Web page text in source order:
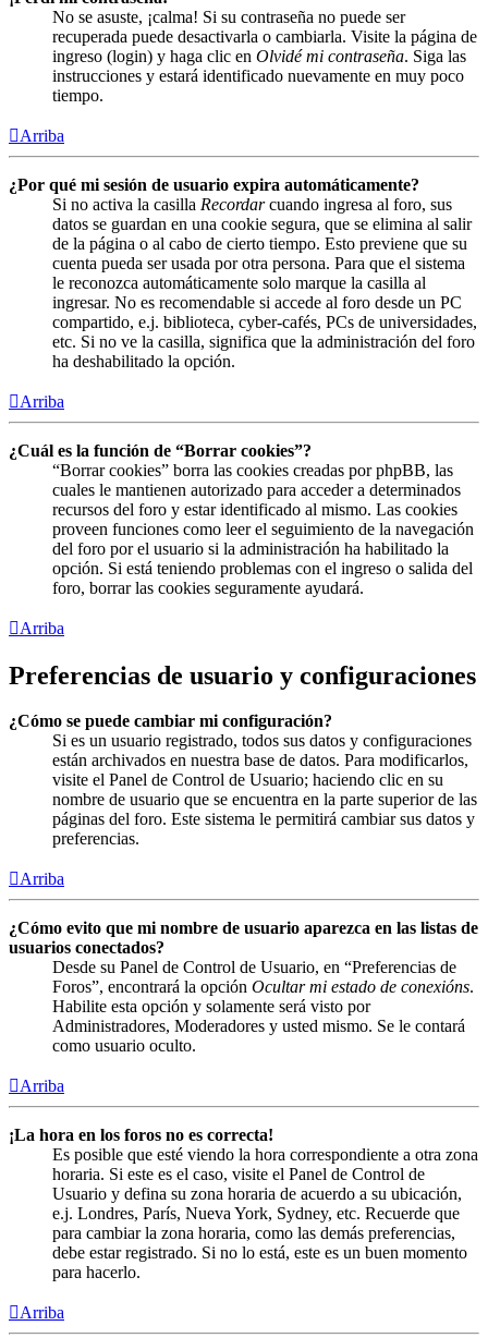
No se asuste, ¡calma! Si su contraseña no puede ser
recuperada puede desactivarla o cambiarla. Visite la página de
ingreso (login) y haga clic en Olvidé mi contraseña. Siga las
instrucciones y estará identificado nuevamente en muy poco
tiempo.
Arriba
¿Por qué mi sesión de usuario expira automáticamente?
Si no activa la casilla Recordarcuando ingresa al foro, sus
datos se guardan en una cookie segura, que se elimina al salir
de la página o al cabo de cierto tiempo. Esto previene que su
cuenta pueda ser usada por otra persona. Para que el sistema
le reconozca automáticamente solo marque la casilla al
ingresar. No es recomendable si accede al foro desde un PC
compartido, e.j. biblioteca, cyber-cafés, PCs de universidades,
etc. Si no ve la casilla, significa que la administración del foro
ha deshabilitado la opción.
Arriba
¿Cuál es la función de “Borrar cookies”?
“Borrar cookies” borra las cookies creadas por phpBB, las
cuales le mantienen autorizado para acceder a determinados
recursos del foro y estar identificado al mismo. Las cookies
proveen funciones como leer el seguimiento de la navegación
del foro por el usuario si la administración ha habilitado la
opción. Si está teniendo problemas con el ingreso o salida del
foro, borrar las cookies seguramente ayudará.
Arriba
Preferencias de usuario y configuraciones
¿Cómo se puede cambiar mi configuración?
Si es un usuario registrado, todos sus datos y configuraciones
están archivados en nuestra base de datos. Para modificarlos,
visite el Panel de Control de Usuario; haciendo clic en su
nombre de usuario que se encuentra en la parte superior de las
páginas del foro. Este sistema le permitirá cambiar sus datos y
preferencias.
Arriba
¿Cómo evito que mi nombre de usuario aparezca en las listas de
usuarios conectados?
Desde su Panel de Control de Usuario, en “Preferencias de
Foros”, encontrará la opción Ocultar mi estado de conexións.
Habilite esta opción y solamente será visto por
Administradores, Moderadores y usted mismo. Se le contará
como usuario oculto.
Arriba
¡La hora en los foros no es correcta!
Es posible que esté viendo la hora correspondiente a otra zona
horaria. Si este es el caso, visite el Panel de Control de
Usuario y defina su zona horaria de acuerdo a su ubicación,
e.j. Londres, París, Nueva York, Sydney, etc. Recuerde que
para cambiar la zona horaria, como las demás preferencias,
debe estar registrado. Si no lo está, este es un buen momento
para hacerlo.
Arriba